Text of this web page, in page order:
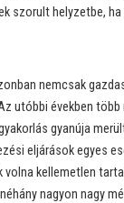
szorult helyzetbe,
nemcsak
utóbbi években
gyanúja
eljárások egyes
kellemetlen
nagyon nagy